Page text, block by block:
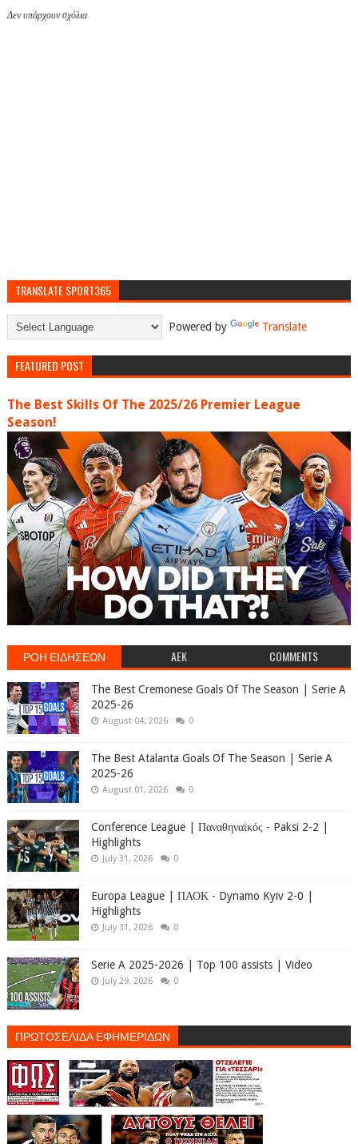
Δεν υπάρχουν σχόλια
TRANSLATE SPORT365
Powered by Translate
FEATURED POST
The Best Skills Of The 2025/26 Premier League
Season!
ΡΟΗ ΕΙΔΗΣΕΩΝ AEK COMMENTS
The Best Cremonese Goals Of The Season | Serie A
2025-26
August 04, 2026 0
The Best Atalanta Goals Of The Season | Serie A
2025-26
August 01, 2026 0
Conference League | Παναθηναϊκός - Paksi 2-2 |
Highlights
July 31, 2026 0
Europa League | ΠΑΟΚ - Dynamo Kyiv 2-0 |
Highlights
July 31, 2026 0
Serie A 2025-2026 | Top 100 assists | Video
July 29, 2026 0
ΠΡΩΤΟΣΕΛΙΔΑ ΕΦΗΜΕΡΙΔΩΝ